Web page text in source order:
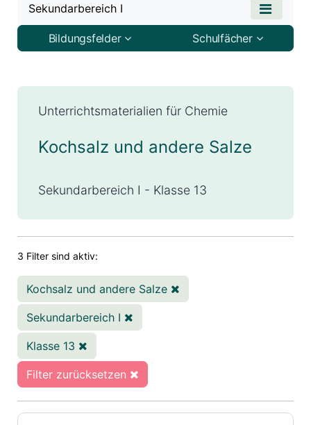
Unterrichtsmaterialien für Chemie
Kochsalz und andere Salze
Sekundarbereich I - Klasse 13
3 Filter sind aktiv:
Kochsalz und andere Salze
Sekundarbereich I
Klasse 13
Filter zurücksetzen
Sekundarbereich I
Bildungsfelder Schulfächer